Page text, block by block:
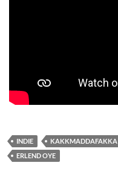
INDIE KAKKMADDAFAKKA
ERLEND OYE